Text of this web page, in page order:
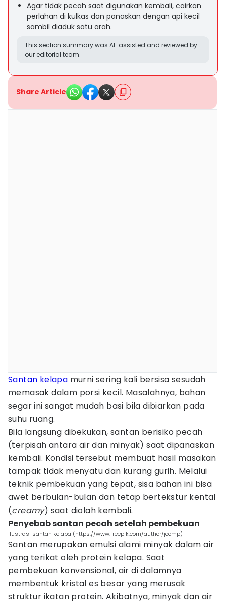
Agar tidak pecah saat digunakan kembali, cairkan
perlahan di kulkas dan panaskan dengan api kecil
sambil diaduk satu arah.
This section summary was AI-assisted and reviewed by
our editorial team.
Share Article
Santan kelapa murni sering kali bersisa sesudah
memasak dalam porsi kecil. Masalahnya, bahan
segar ini sangat mudah basi bila dibiarkan pada
suhu ruang.
Bila langsung dibekukan, santan berisiko pecah
(terpisah antara air dan minyak) saat dipanaskan
kembali. Kondisi tersebut membuat hasil masakan
tampak tidak menyatu dan kurang gurih. Melalui
teknik pembekuan yang tepat, sisa bahan ini bisa
awet berbulan-bulan dan tetap bertekstur kental
(creamy) saat diolah kembali.
Penyebab santan pecah setelah pembekuan
Ilustrasi santan kelapa (https://www.freepik.com/author/jcomp)
Santan merupakan emulsi alami minyak dalam air
yang terikat oleh protein kelapa. Saat
pembekuan konvensional, air di dalamnya
membentuk kristal es besar yang merusak
struktur ikatan protein. Akibatnya, minyak dan air